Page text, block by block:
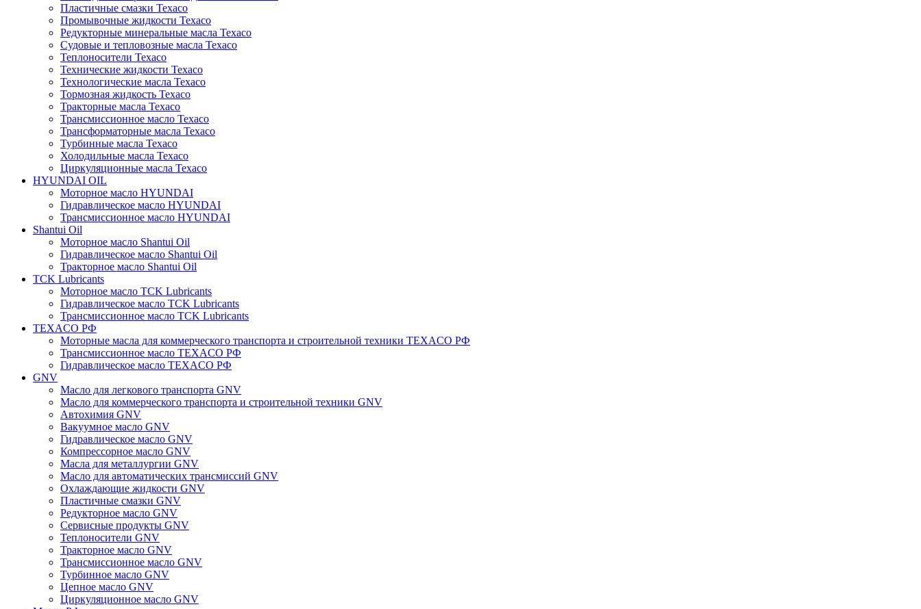
Пластичные смазки Texaco
Промывочные жидкости Texaco
Редукторные минеральные масла Texaco
Судовые и тепловозные масла Texaco
Теплоносители Texaco
Технические жидкости Texaco
Технологические масла Texaco
Тормозная жидкость Texaco
Тракторные масла Texaco
Трансмиссионное масло Texaco
Трансформаторные масла Texaco
Турбинные масла Texaco
Холодильные масла Texaco
Циркуляционные масла Texaco
HYUNDAI OIL
Моторное масло HYUNDAI
Гидравлическое масло HYUNDAI
Трансмиссионное масло HYUNDAI
Shantui Oil
Моторное масло Shantui Oil
Гидравлическое масло Shantui Oil
Тракторное масло Shantui Oil
TCK Lubricants
Моторное масло TCK Lubricants
Гидравлическое масло TCK Lubricants
Трансмиссионное масло TCK Lubricants
TEXACO РФ
Моторные масла для коммерческого транспорта и строительной техники TEXACO РФ
Трансмиссионное масло TEXACO РФ
Гидравлическое масло TEXACO РФ
GNV
Масло для легкового транспорта GNV
Масло для коммерческого транспорта и строительной техники GNV
Автохимия GNV
Вакуумное масло GNV
Гидравлическое масло GNV
Компрессорное масло GNV
Масла для металлургии GNV
Масло для автоматических трансмиссий GNV
Охлаждающие жидкости GNV
Пластичные смазки GNV
Редукторное масло GNV
Сервисные продукты GNV
Теплоносители GNV
Тракторное масло GNV
Трансмиссионное масло GNV
Турбинное масло GNV
Цепное масло GNV
Циркуляционное масло GNV